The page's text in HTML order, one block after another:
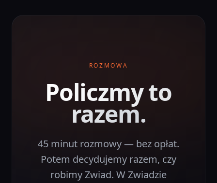
ROZMOWA
Policzmy to
razem.
45 minut rozmowy — bez opłat.
Potem decydujemy razem, czy
robimy Zwiad. W Zwiadzie